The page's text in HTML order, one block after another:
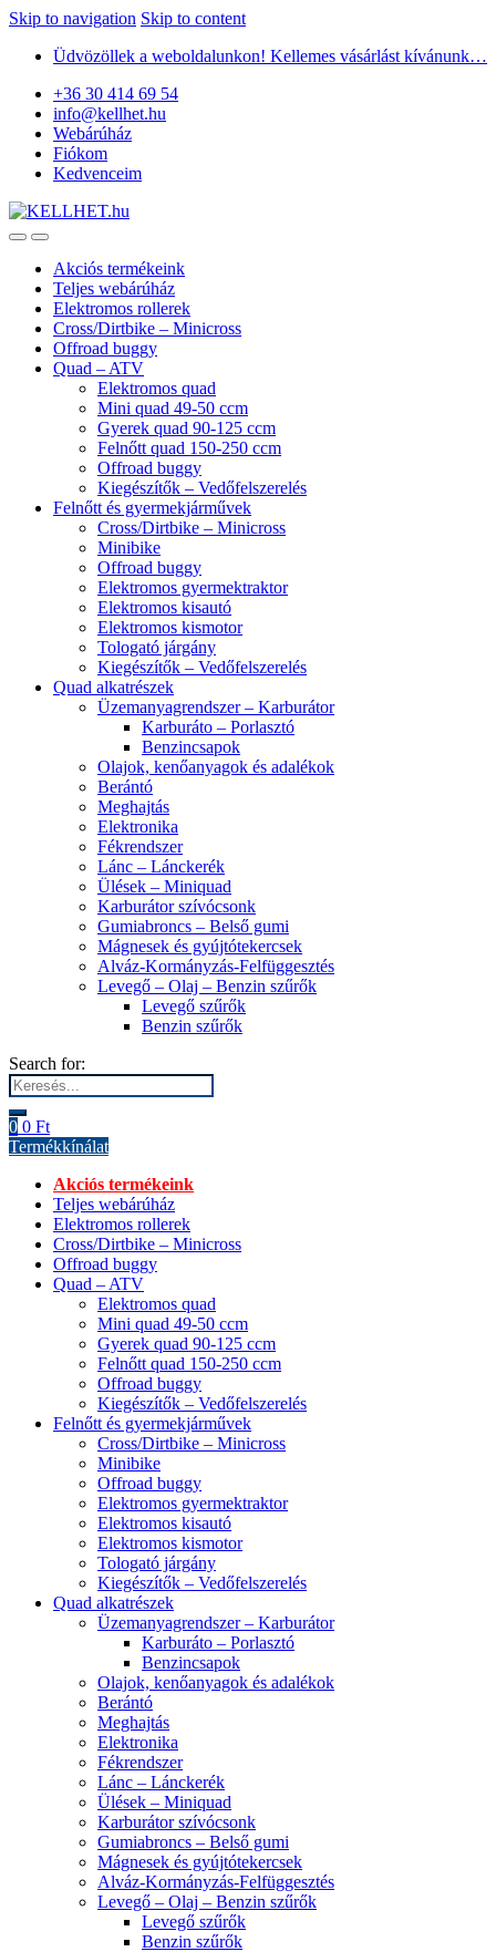
Skip to navigation Skip to content
Üdvözöllek a weboldalunkon! Kellemes vásárlást kívánunk…
+36 30 414 69 54
info@kellhet.hu
Webárúház
Fiókom
Kedvenceim
Akciós termékeink
Teljes webárúház
Elektromos rollerek
Cross/Dirtbike – Minicross
Offroad buggy
Quad – ATV
Elektromos quad
Mini quad 49-50 ccm
Gyerek quad 90-125 ccm
Felnőtt quad 150-250 ccm
Offroad buggy
Kiegészítők – Vedőfelszerelés
Felnőtt és gyermekjárművek
Cross/Dirtbike – Minicross
Minibike
Offroad buggy
Elektromos gyermektraktor
Elektromos kisautó
Elektromos kismotor
Tologató járgány
Kiegészítők – Vedőfelszerelés
Quad alkatrészek
Üzemanyagrendszer – Karburátor
Karburáto – Porlasztó
Benzincsapok
Olajok, kenőanyagok és adalékok
Berántó
Meghajtás
Elektronika
Fékrendszer
Lánc – Lánckerék
Ülések – Miniquad
Karburátor szívócsonk
Gumiabroncs – Belső gumi
Mágnesek és gyújtótekercsek
Alváz-Kormányzás-Felfüggesztés
Levegő – Olaj – Benzin szűrők
Levegő szűrők
Benzin szűrők
Search for:
0 0 Ft
Termékkínálat
Akciós termékeink
Teljes webárúház
Elektromos rollerek
Cross/Dirtbike – Minicross
Offroad buggy
Quad – ATV
Elektromos quad
Mini quad 49-50 ccm
Gyerek quad 90-125 ccm
Felnőtt quad 150-250 ccm
Offroad buggy
Kiegészítők – Vedőfelszerelés
Felnőtt és gyermekjárművek
Cross/Dirtbike – Minicross
Minibike
Offroad buggy
Elektromos gyermektraktor
Elektromos kisautó
Elektromos kismotor
Tologató járgány
Kiegészítők – Vedőfelszerelés
Quad alkatrészek
Üzemanyagrendszer – Karburátor
Karburáto – Porlasztó
Benzincsapok
Olajok, kenőanyagok és adalékok
Berántó
Meghajtás
Elektronika
Fékrendszer
Lánc – Lánckerék
Ülések – Miniquad
Karburátor szívócsonk
Gumiabroncs – Belső gumi
Mágnesek és gyújtótekercsek
Alváz-Kormányzás-Felfüggesztés
Levegő – Olaj – Benzin szűrők
Levegő szűrők
Benzin szűrők